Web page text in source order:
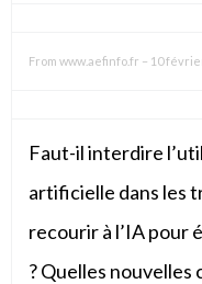
From www.aefinfo.fr – 10
Faut-il interdire
artificielle dans les
recourir à l’IA pour
? Quelles